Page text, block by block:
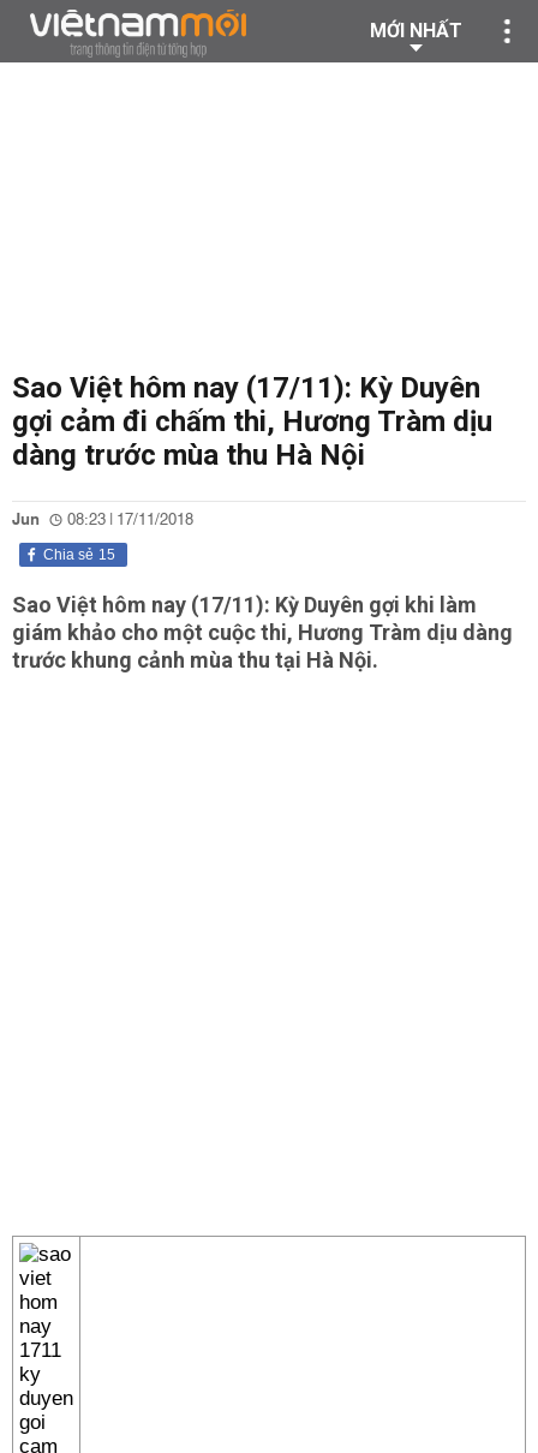
MỚI NHẤT
Sao Việt hôm nay (17/11): Kỳ Duyên
gợi cảm đi chấm thi, Hương Tràm dịu
dàng trước mùa thu Hà Nội
Jun 08:23 | 17/11/2018
15
Chia sẻ
Sao Việt hôm nay (17/11): Kỳ Duyên gợi khi làm
giám khảo cho một cuộc thi, Hương Tràm dịu dàng
trước khung cảnh mùa thu tại Hà Nội.